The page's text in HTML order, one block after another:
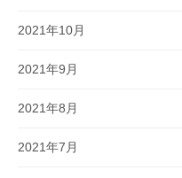
2021年10月
2021年9月
2021年8月
2021年7月